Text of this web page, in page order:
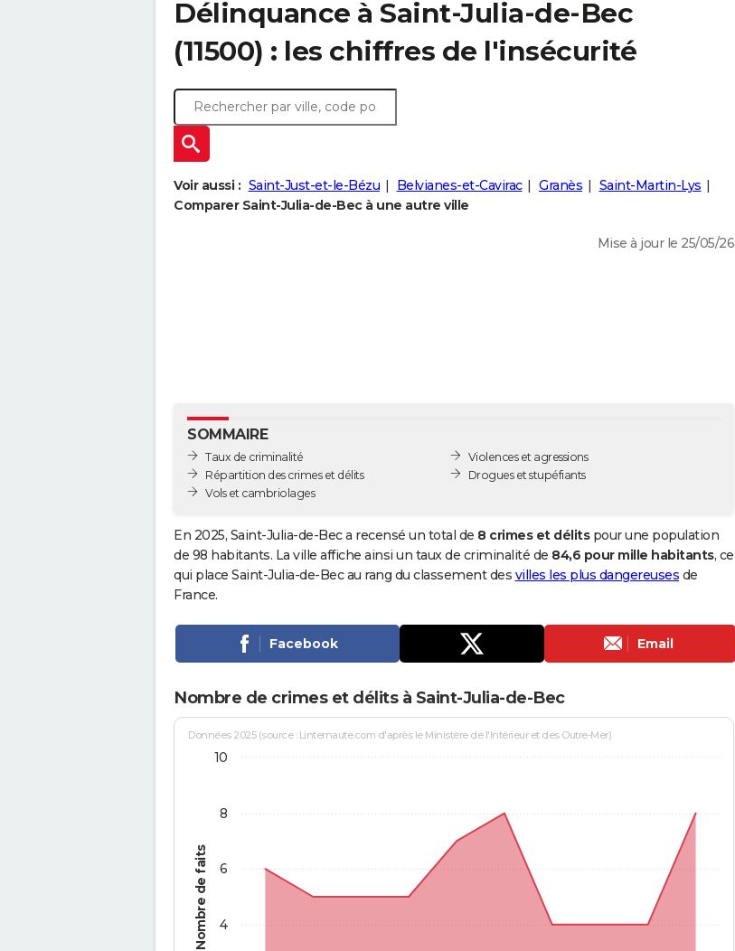
Délinquance à Saint-Julia-de-Bec
(11500) : les chiffres de l'insécurité
Voir aussi : Saint-Just-et-le-Bézu Belvianes-et-Cavirac Granès
Saint-Martin-Lys
Comparer Saint-Julia-de-Bec à une autre ville
Mise à jour le 25/05/26
SOMMAIRE
Taux de criminalité
Répartition des crimes et délits
Vols et cambriolages
Violences et agressions
Drogues et stupéfiants
En 2025, Saint-Julia-de-Bec a recensé un total de 8 crimes et délitspour une population
de 98 habitants. La ville affiche ainsi un taux de criminalité de 84,6 pour mille habitants, ce
qui place Saint-Julia-de-Bec au rang du classement des villes les plus dangereuses de
France.
Facebook Email
Nombre de crimes et délits à Saint-Julia-de-Bec
Nombre de faits
Données 2025 (source : Linternaute.com d'après le Ministère de l'Intérieur et des Outre-Mer)
4
6
8
10